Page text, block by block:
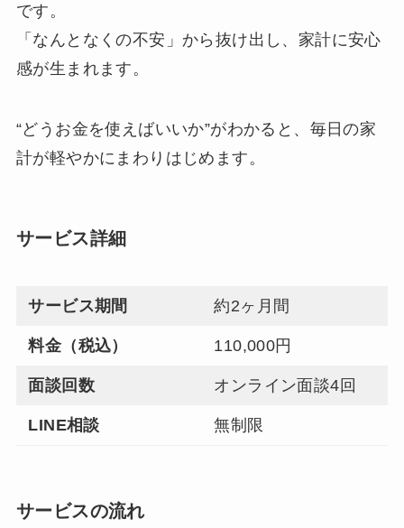
です。
「なんとなくの不安」から抜け出し、家計に安心
感が生まれます。
“どうお金を使えばいいか”がわかると、毎日の家
計が軽やかにまわりはじめます。
サービス詳細
サービス期間 約2ヶ月間
料金（税込） 110,000円
面談回数 オンライン面談4回
LINE相談 無制限
サービスの流れ